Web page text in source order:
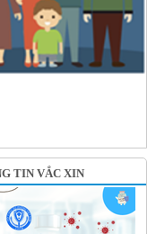
TIN VẮC XIN